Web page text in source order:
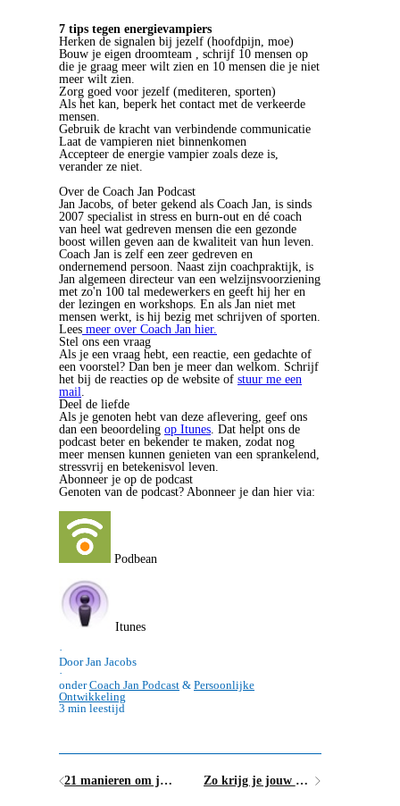
7 tips tegen energievampiers
Herken de signalen bij jezelf (hoofdpijn, moe)
Bouw je eigen droomteam , schrijf 10 mensen op
die je graag meer wilt zien en 10 mensen die je niet
meer wilt zien.
Zorg goed voor jezelf (mediteren, sporten)
Als het kan, beperk het contact met de verkeerde
mensen.
Gebruik de kracht van verbindende communicatie
Laat de vampieren niet binnenkomen
Accepteer de energie vampier zoals deze is,
verander ze niet.
Over de Coach Jan Podcast
Jan Jacobs, of beter gekend als Coach Jan, is sinds
2007 specialist in stress en burn-out en dé coach
van heel wat gedreven mensen die een gezonde
boost willen geven aan de kwaliteit van hun leven.
Coach Jan is zelf een zeer gedreven en
ondernemend persoon. Naast zijn coachpraktijk, is
Jan algemeen directeur van een welzijnsvoorziening
met zo'n 100 tal medewerkers en geeft hij her en
der lezingen en workshops. En als Jan niet met
mensen werkt, is hij bezig met schrijven of sporten.
Lees meer over Coach Jan hier.
Stel ons een vraag
Als je een vraag hebt, een reactie, een gedachte of
een voorstel? Dan ben je meer dan welkom. Schrijf
het bij de reacties op de website of stuur me een
mail.
Deel de liefde
Als je genoten hebt van deze aflevering, geef ons
dan een beoordeling op Itunes. Dat helpt ons de
podcast beter en bekender te maken, zodat nog
meer mensen kunnen genieten van een sprankelend,
stressvrij en betekenisvol leven.
Abonneer je op de podcast
Genoten van de podcast? Abonneer je dan hier via:
Podbean
Itunes
·
Door Jan Jacobs
·
onderCoach Jan Podcast & Persoonlijke
Ontwikkeling
3 min leestijd
21 manieren om je stress te verminderen en je veerkracht te vergroten Zo krijg je jouw hoofd leeg en stop je met piekeren